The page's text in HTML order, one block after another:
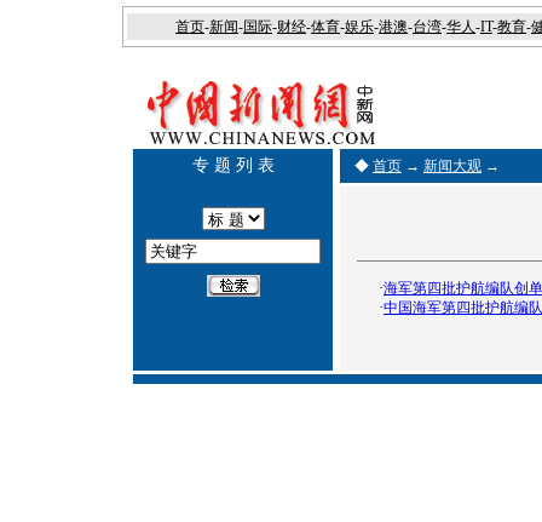
首页-新闻-国际-财经-体育-娱乐-港澳-台湾-华人-IT-教育-
专 题 列 表 ◆ 首页 → 新闻大观 →
·海军第四批护航编队创
·中国海军第四批护航编